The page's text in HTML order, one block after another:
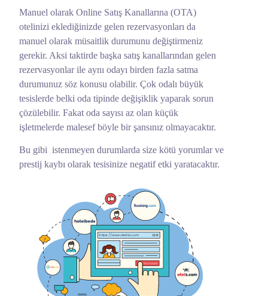
Manuel olarak Online Satış Kanallarına (OTA)
otelinizi eklediğinizde gelen rezervasyonları da
manuel olarak müsaitlik durumunu değiştirmeniz
gerekir. Aksi taktirde başka satış kanallarından gelen
rezervasyonlar ile aynı odayı birden fazla satma
durumunuz söz konusu olabilir. Çok odalı büyük
tesislerde belki oda tipinde değişiklik yaparak sorun
çözülebilir. Fakat oda sayısı az olan küçük
işletmelerde malesef böyle bir şansınız olmayacaktır.
Bu gibi istenmeyen durumlarda size kötü yorumlar ve
prestij kaybı olarak tesisinize negatif etki yaratacaktır.